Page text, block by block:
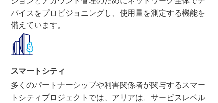
バイスをプロビジョニングし、使用量を測定する機能を
備えています。
スマートシティ
多くのパートナーシップや利害関係者が関与するスマー
トシティプロジェクトでは、アリアは、サービスレベル